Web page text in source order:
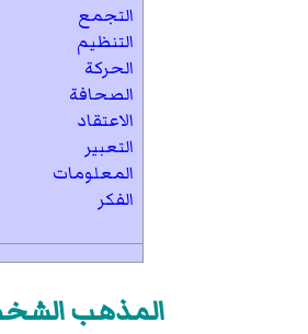
التجمع
التنظيم
الحركة
الصحافة
الاعتقاد
التعبير
المعلومات
الفكر
المذهب